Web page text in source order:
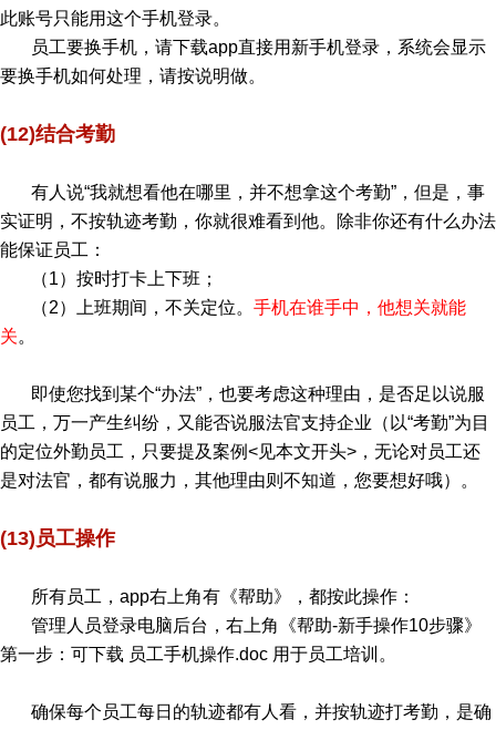
此账号只能用这个手机登录。
员工要换手机，请下载app直接用新手机登录，系统会显示
要换手机如何处理，请按说明做。
(12)结合考勤
有人说“我就想看他在哪里，并不想拿这个考勤”，但是，事
实证明，不按轨迹考勤，你就很难看到他。除非你还有什么办法
能保证员工：
（1）按时打卡上下班；
（2）上班期间，不关定位。 手机在谁手中，他想关就能
关。
即使您找到某个“办法”，也要考虑这种理由，是否足以说服
员工，万一产生纠纷，又能否说服法官支持企业（以“考勤”为目
的定位外勤员工，只要提及案例<见本文开头>，无论对员工还
是对法官，都有说服力，其他理由则不知道，您要想好哦）。
(13)员工操作
所有员工，app右上角有《帮助》，都按此操作：
管理人员登录电脑后台，右上角《帮助-新手操作10步骤》
第一步：可下载 员工手机操作.doc 用于员工培训。
确保每个员工每日的轨迹都有人看，并按轨迹打考勤，是确